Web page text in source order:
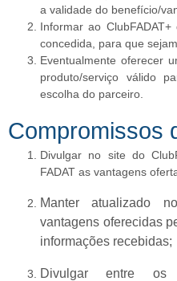
a validade do benefício/
Informar ao
concedida, para que
Eventualmente oferecer
produto/serviço válido
escolha do parceiro.
Compromissos
Divulgar no site do
FADAT as vantagens
Manter atualizado
vantagens oferecidas
informações recebidas;
Divulgar entre os